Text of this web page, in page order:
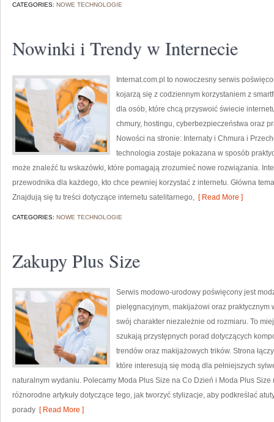
CATEGORIES: NOWE TECHNOLOGIE
Nowinki i Trendy w Internecie
Internat.com.pl to nowoczesny serwis
kojarzą się z codziennym korzystaniem z
dla osób, które chcą przyswoić świecie
chmury, hostingu, cyberbezpieczeństwa oraz
Nowości na stronie: Internaty i Chmura i
technologia zostaje pokazana w sposób
może znaleźć tu wskazówki, które pomagają zrozumieć nowe rozwiązania.
przewodnika dla każdego, kto chce pewniej korzystać z internetu. Główna
Znajdują się tu treści dotyczące internetu satelitarnego, [ Read More ]
CATEGORIES: NOWE TECHNOLOGIE
Zakupy Plus Size
Serwis modowo-urodowy poświęcony jest
pielęgnacyjnym, makijażowi oraz
swój charakter niezależnie od rozmiaru. To
szukają przystępnych porad dotyczących
trendów oraz makijażowych trików. Strona
które interesują się modą dla pełniejszych
naturalnym wydaniu. Polecamy Moda Plus Size na Co Dzień i Moda Plus
różnorodne artykuły dotyczące tego, jak tworzyć stylizacje, aby podkreślać
porady [ Read More ]